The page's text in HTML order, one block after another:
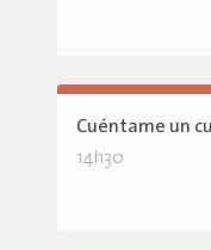
Cuéntame un
14h30